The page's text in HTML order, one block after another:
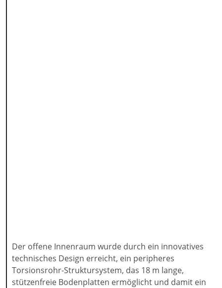
Der offene Innenraum wurde durch ein innovatives
technisches Design erreicht, ein peripheres
Torsionsrohr-Struktursystem, das 18 m lange,
stützenfreie Bodenplatten ermöglicht und damit ein